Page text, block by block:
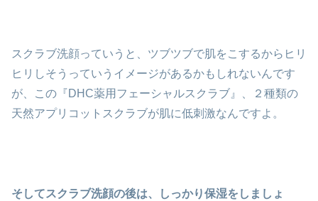
スクラブ洗顔っていうと、ツブツブで肌をこするからヒリ
ヒリしそうっていうイメージがあるかもしれないんです
が、この『DHC薬用フェーシャルスクラブ』、２種類の
天然アプリコットスクラブが肌に低刺激なんですよ。
そしてスクラブ洗顔の後は、しっかり保湿をしましょ